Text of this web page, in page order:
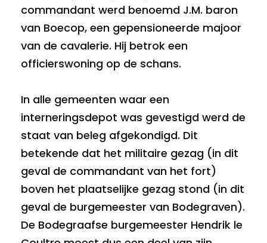
commandant werd benoemd J.M. baron
van Boecop, een gepensioneerde majoor
van de cavalerie. Hij betrok een
officierswoning op de schans.
In alle gemeenten waar een
interneringsdepot was gevestigd werd de
staat van beleg afgekondigd. Dit
betekende dat het militaire gezag (in dit
geval de commandant van het fort)
boven het plaatselijke gezag stond (in dit
geval de burgemeester van Bodegraven).
De Bodegraafse burgemeester Hendrik le